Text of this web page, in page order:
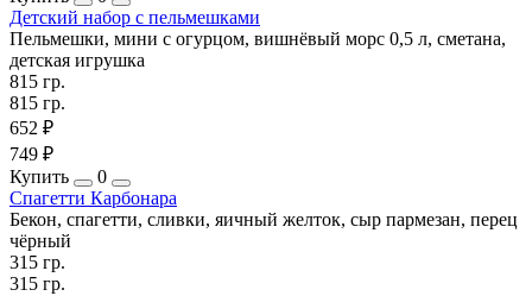
Детский набор с пельмешками
Пельмешки, мини с огурцом, вишнёвый морс 0,5 л, сметана,
детская игрушка
815 гр.
815 гр.
652 ₽
749 ₽
Купить
0
Спагетти Карбонара
Бекон, спагетти, сливки, яичный желток, сыр пармезан, перец
чёрный
315 гр.
315 гр.